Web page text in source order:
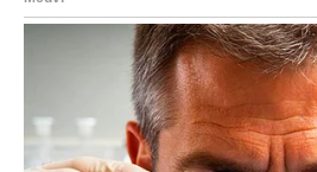
Najviše iznenađenja očekujeRibe,
vraća na velika vrata,Škorpije,
Rakove, kojima
koje dugo čekaju.